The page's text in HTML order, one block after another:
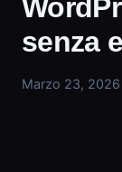
senza
Marzo 23, 2026